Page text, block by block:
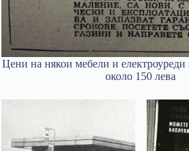
Цени на някои мебели и електроуреди
около 150 лева